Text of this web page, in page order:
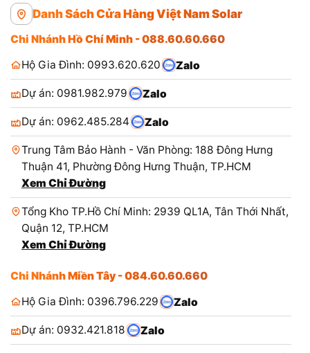
Danh Sách Cửa Hàng Việt Nam Solar
Chi Nhánh Hồ Chí Minh - 088.60.60.660
Hộ Gia Đình: 0993.620.620
Zalo
Dự án: 0981.982.979 Zalo
Dự án: 0962.485.284 Zalo
Trung Tâm Bảo Hành - Văn Phòng: 188 Đông Hưng
Thuận 41, Phường Đông Hưng Thuận, TP.HCM
Xem Chỉ Đường
Tổng Kho TP.Hồ Chí Minh: 2939 QL1A, Tân Thới Nhất,
Quận 12, TP.HCM
Xem Chỉ Đường
Chi Nhánh Miền Tây - 084.60.60.660
Hộ Gia Đình: 0396.796.229
Zalo
Dự án: 0932.421.818 Zalo